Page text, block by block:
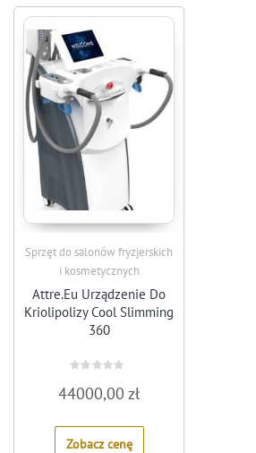
Sprzęt do salonów fryzjerskich
i kosmetycznych
Attre.Eu Urządzenie Do
Kriolipolizy Cool Slimming
360
0
out
5
44000,00zł
Zobacz cenę